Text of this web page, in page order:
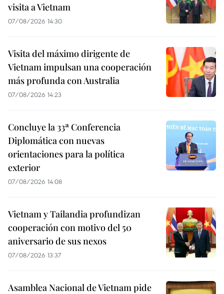
visita a Vietnam
07/08/2026 14:30
Visita del máximo dirigente de
Vietnam impulsan una cooperación
más profunda con Australia
07/08/2026 14:23
Concluye la 33ª Conferencia
Diplomática con nuevas
orientaciones para la política
exterior
07/08/2026 14:08
Vietnam y Tailandia profundizan
cooperación con motivo del 50
aniversario de sus nexos
07/08/2026 13:37
Asamblea Nacional de Vietnam pide